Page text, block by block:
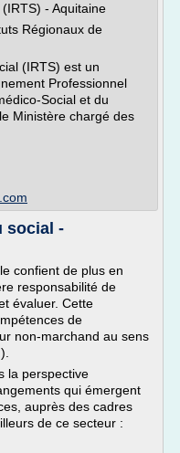
- Aquitaine
Régionaux de
(IRTS) est un
Professionnel
Social et du
Ministère chargé des
social -
confient de plus en
responsabilité de
évaluer. Cette
de
non-marchand au sens
la perspective
qui émergent
auprès des cadres
de ce secteur :